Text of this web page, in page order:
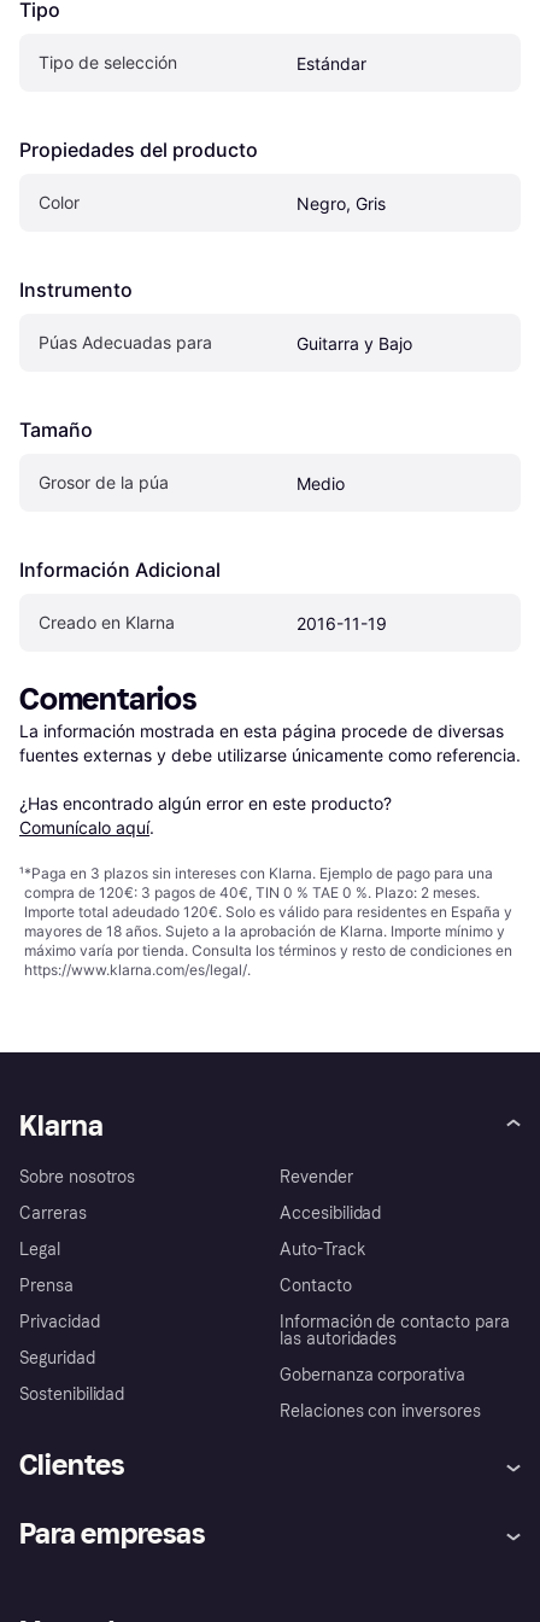
Tipo
Tipo de selección Estándar
Propiedades del producto
Color Negro, Gris
Instrumento
Púas Adecuadas para Guitarra y Bajo
Tamaño
Grosor de la púa Medio
Información Adicional
Creado en Klarna 2016-11-19
Comentarios
La información mostrada en esta página procede de diversas
fuentes externas y debe utilizarse únicamente como referencia.
¿Has encontrado algún error en este producto?
Comunícalo aquí.
¹*Paga en 3 plazos sin intereses con Klarna. Ejemplo de pago para una
compra de 120€: 3 pagos de 40€, TIN 0 % TAE 0 %. Plazo: 2 meses.
Importe total adeudado 120€. Solo es válido para residentes en España y
mayores de 18 años. Sujeto a la aprobación de Klarna. Importe mínimo y
máximo varía por tienda. Consulta los términos y resto de condiciones en
https://www.klarna.com/es/legal/.
Klarna
Sobre nosotros
Carreras
Legal
Prensa
Privacidad
Seguridad
Sostenibilidad
Revender
Accesibilidad
Auto-Track
Contacto
Información de contacto para
las autoridades
Gobernanza corporativa
Relaciones con inversores
Clientes
Inicio de sesión
Para empresas